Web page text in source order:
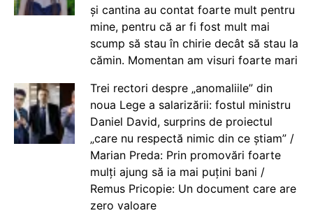
și cantina au contat foarte mult pentru
mine, pentru că ar fi fost mult mai
scump să stau în chirie decât să stau la
cămin. Momentan am visuri foarte mari
Trei rectori despre „anomaliile” din
noua Lege a salarizării: fostul ministru
Daniel David, surprins de proiectul
„care nu respectă nimic din ce știam” /
Marian Preda: Prin promovări foarte
mulți ajung să ia mai puțini bani /
Remus Pricopie: Un document care are
zero valoare